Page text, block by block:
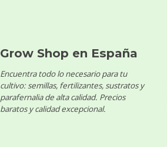
Grow Shop en España
Encuentra todo lo necesario para tu
cultivo: semillas, fertilizantes, sustratos y
parafernalia de alta calidad. Precios
baratos y calidad excepcional.